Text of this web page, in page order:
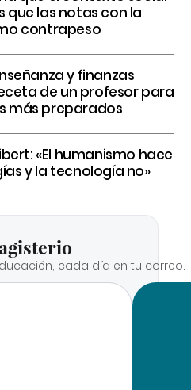
que las notas con la
contrapeso
y finanzas
de un profesor para
más preparados
«El humanismo hace
y la tecnología no»
cada día en tu correo.